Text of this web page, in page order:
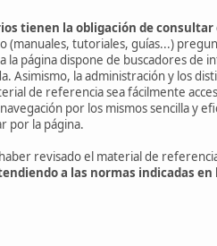
tienen la obligación de
(manuales, tutoriales, guías...)
la página dispone de buscadores de
Asimismo, la administración y los
de referencia sea fácilmente
por los mismos sencilla y
por la página.
revisado el material de
a las normas indicadas en